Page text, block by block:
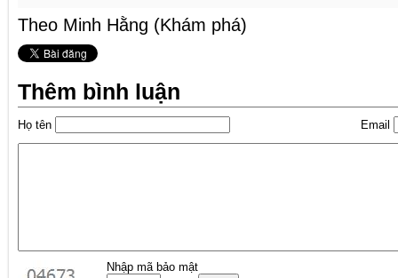
Theo Minh Hằng (Khám phá)
Thêm bình luận
Họ tên Email
Nhập mã bảo mật